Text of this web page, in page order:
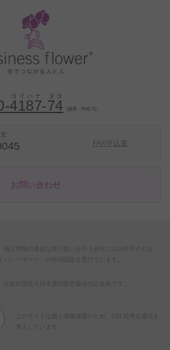
4187-74 （携帯・PHS 可）
FAX申込書
お問い合わせ
個人情報の適切な取り扱いを行う会社にのみ許可される
バシーマーク」の付与認定を受けています。
公益社団法人日本通信販売協会の正会員です。
このサイトは個人情報保護のため、SSL暗号化通信を
導入しています。